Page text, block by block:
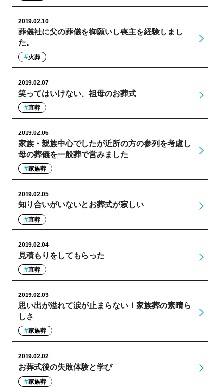
葬儀社に父の葬儀を御願いし喪主を経験しまし
た。
2019.02.10
火葬
笑ってはいけない、祖母のお葬式
2019.02.07
直葬
家族・親族中心でしたが近所の方の参列を考慮し
母の葬儀を一般葬で営みました
2019.02.06
家族葬
知り合いがいないとお葬式が寂しい
2019.02.05
直葬
見積もりをしてもらった
2019.02.04
直葬
思い出が溢れて涙が止まらない！家族葬の素晴ら
しさ
2019.02.03
家族葬
お葬式後の失敗体験と学び
2019.02.02
家族葬